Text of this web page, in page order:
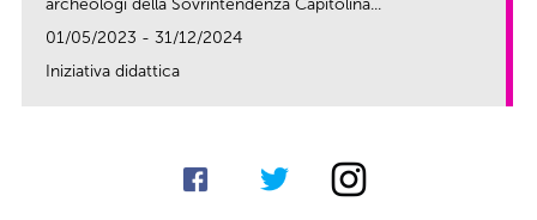
01/05/2023 - 31/12/2024
Iniziativa didattica